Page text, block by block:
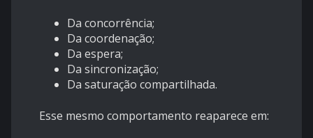
Da concorrência;
Da coordenação;
Da espera;
Da sincronização;
Da saturação compartilhada.
Esse mesmo comportamento reaparece em: